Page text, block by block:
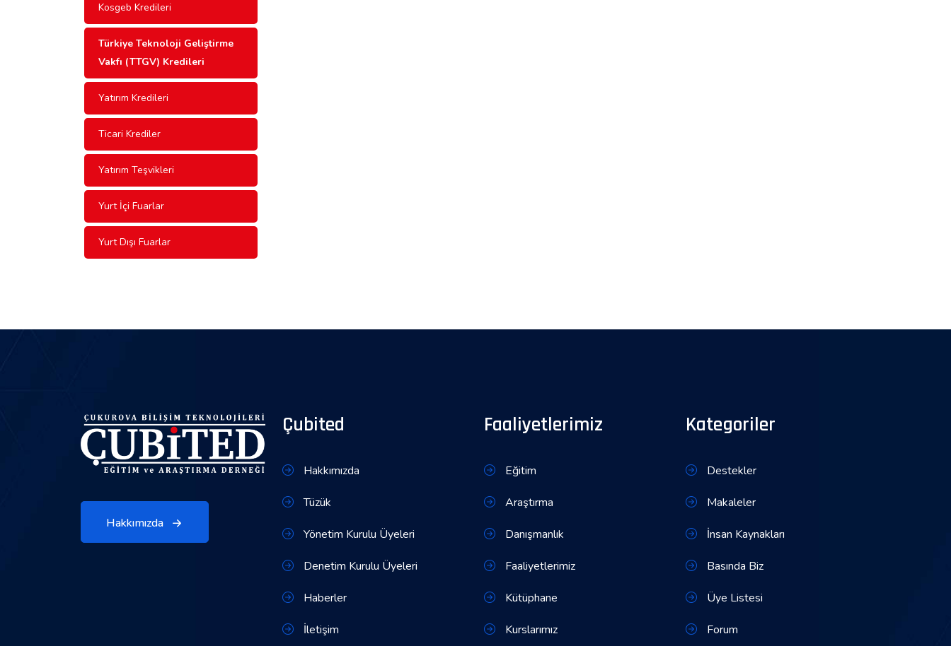
Kosgeb Kredileri
Türkiye Teknoloji Geliştirme
Vakfı (TTGV) Kredileri
Yatırım Kredileri
Ticari Krediler
Yatırım Teşvikleri
Yurt İçi Fuarlar
Yurt Dışı Fuarlar
Hakkımızda
Çubited
Hakkımızda
Tüzük
Yönetim Kurulu Üyeleri
Denetim Kurulu Üyeleri
Haberler
İletişim
Faaliyetlerimiz
Eğitim
Araştırma
Danışmanlık
Faaliyetlerimiz
Kütüphane
Kurslarımız
Kategoriler
Destekler
Makaleler
İnsan Kaynakları
Basında Biz
Üye Listesi
Forum